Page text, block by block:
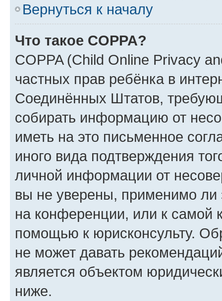
Вернуться к началу
Что такое COPPA?
COPPA (Child Online Privacy
частных прав ребёнка в
Соединённых Штатов,
собирать информацию от
иметь на это письменное
иного вида подтверждения
личной информации от
вы не уверены, применимо ли
на конференции, или к самой
помощью к юрисконсульту.
не может давать
является объектом
ниже.